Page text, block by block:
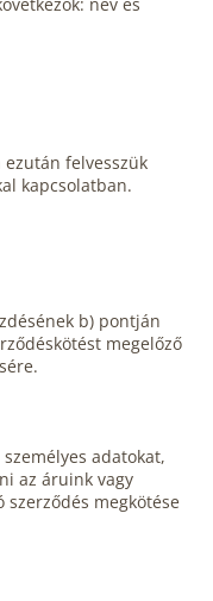
felvesszük
kapcsolatban.
b) pontján
megelőző
adatokat,
az áruink vagy
megkötése